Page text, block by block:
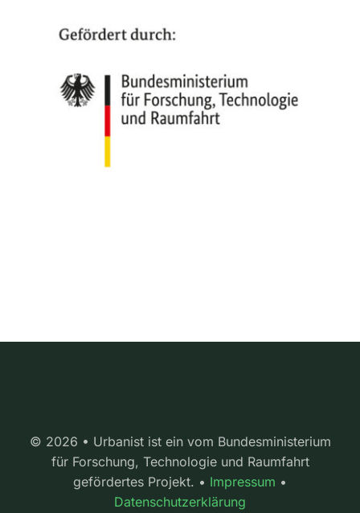
© 2026 • Urbanist ist ein vom Bundesministerium
für Forschung, Technologie und Raumfahrt
gefördertes Projekt. • Impressum •
Datenschutzerklärung